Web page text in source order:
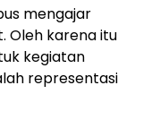
mengajar
Oleh karena itu
kegiatan
representasi